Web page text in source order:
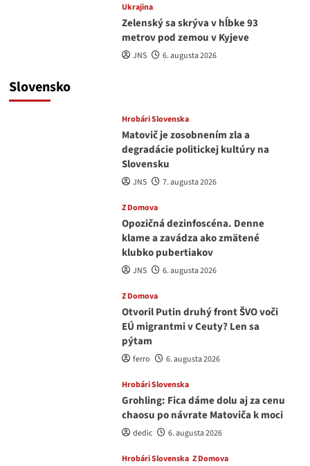
Ukrajina
Zelenský sa skrýva v hĺbke 93
metrov pod zemou v Kyjeve
JNS 6. augusta 2026
Slovensko
Hrobári Slovenska
Matovič je zosobnením zla a
degradácie politickej kultúry na
Slovensku
JNS 7. augusta 2026
Z Domova
Opozičná dezinfoscéna. Denne
klame a zavádza ako zmätené
klubko pubertiakov
JNS 6. augusta 2026
Z Domova
Otvoril Putin druhý front ŠVO voči
EÚ migrantmi v Ceuty? Len sa
pýtam
ferro 6. augusta 2026
Hrobári Slovenska
Grohling: Fica dáme dolu aj za cenu
chaosu po návrate Matoviča k moci
dedic 6. augusta 2026
Hrobári Slovenska Z Domova